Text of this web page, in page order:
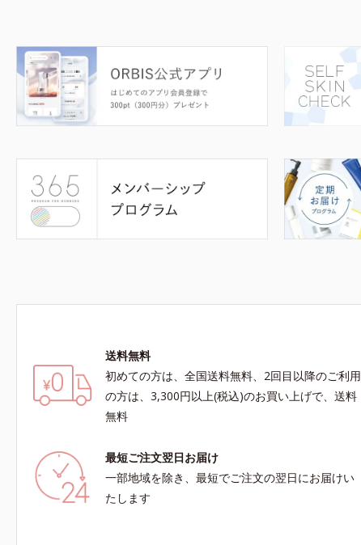
送料無料
初めての方は、全国送料無料、2回目以降のご利用
の方は、3,300円以上(税込)のお買い上げで、送料
無料
最短ご注文翌日お届け
一部地域を除き、最短でご注文の翌日にお届けい
たします